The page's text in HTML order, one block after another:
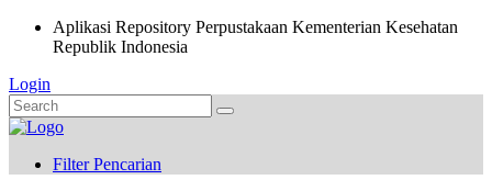
Aplikasi Repository Perpustakaan Kementerian Kesehatan
Republik Indonesia
Login
Filter Pencarian